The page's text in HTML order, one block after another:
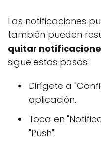
Las notificaciones
también pueden
quitar
sigue estos pasos:
Dirígete a
aplicación.
Toca en
"Push".